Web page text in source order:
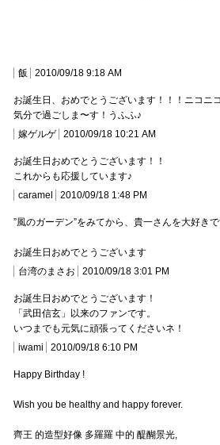
飯 2010/09/18 9:18 AM
お誕生日、おめでとうございます！！！ニコニ
気分で過ごしま〜す！うふふ♪
嫁ゲルゲ
2010/09/18 10:21 AM
お誕生日おめでとうございます！！
これからも応援しています♪
caramel
2010/09/18 1:48 PM
”風のガーデン”をみてから、貴一さんを大好きで
お誕生日おめでとうございます
台湾のまさお
2010/09/18 3:01 PM
お誕生日おめでとうございます！
「武田信玄」以来のファンです。
いつまでも元気に頑張ってくださいネ！
iwami
2010/09/18 6:10 PM
Happy Birthday !
Wish you be healthy and happy forever.
齊王 的造型好像 多羅羅 中的 醍醐景光,